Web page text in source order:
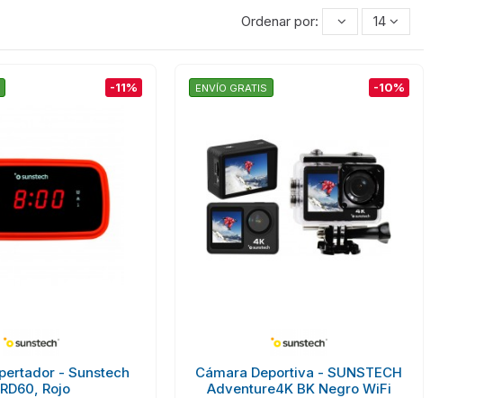
Ordenar por: 14
-11%
- Sunstech
Rojo
ENVÍO GRATIS -10%
Cámara Deportiva - SUNSTECH
Adventure4K BK Negro WiFi